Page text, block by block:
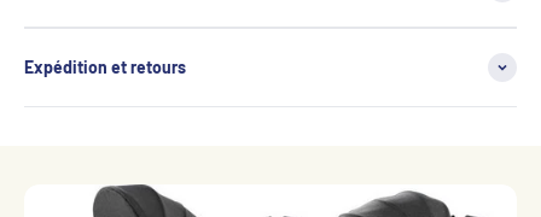
Expédition et retours